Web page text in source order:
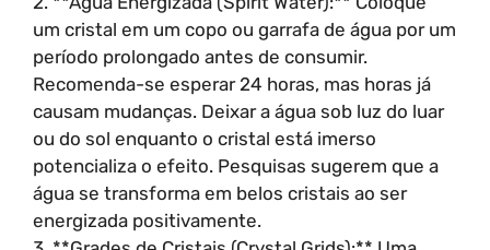
um cristal em um copo ou garrafa de água por um
período prolongado antes de consumir.
Recomenda-se esperar 24 horas, mas horas já
causam mudanças. Deixar a água sob luz do luar
ou do sol enquanto o cristal está imerso
potencializa o efeito. Pesquisas sugerem que a
água se transforma em belos cristais ao ser
energizada positivamente.